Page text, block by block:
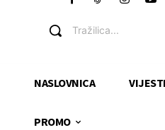
Tražilica...
NASLOVNICA VIJESTI
PROMO